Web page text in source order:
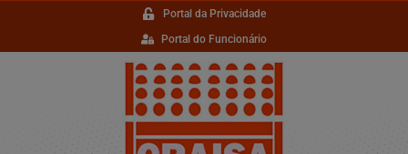
Portal da Privacidade
Portal do Funcionário